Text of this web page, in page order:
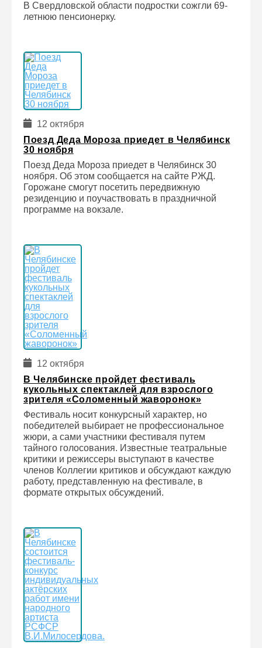
В Свердловской области подростки сожгли 69-
летнюю пенсионерку.
12 октября
Поезд Деда Мороза приедет в Челябинск
30 ноября
Поезд Деда Мороза приедет в Челябинск 30
ноября. Об этом сообщается на сайте РЖД.
Горожане смогут посетить передвижную
резиденцию и поучаствовать в праздничной
программе на вокзале.
12 октября
В Челябинске пройдет фестиваль
кукольных спектаклей для взрослого
зрителя «Соломенный жаворонок»
Фестиваль носит конкурсный характер, но
победителей выбирает не профессиональное
жюри, а сами участники фестиваля путем
тайного голосования. Известные театральные
критики и режиссеры выступают в качестве
членов Коллегии критиков и обсуждают каждую
работу, представленную на фестивале, в
формате открытых обсуждений.